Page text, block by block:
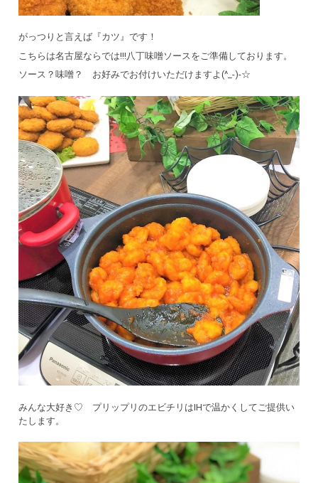
がっつりと言えば『カツ』です！
こちらは名古屋ならでは!!!八丁味噌ソースをご準備しております。
ソース？味噌？ お好みでお付けいただけますよ(^_-)-☆
みんな大好き♡ プリップリのエビチリはIHで温かくしてご提供い
たします。